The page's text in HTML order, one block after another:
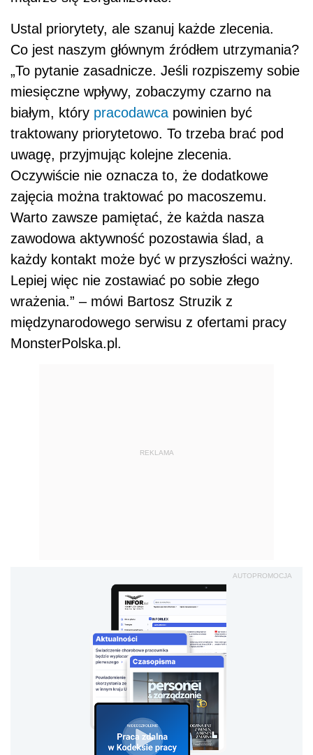
Ustal priorytety, ale szanuj każde zlecenia.
Co jest naszym głównym źródłem utrzymania?
„To pytanie zasadnicze. Jeśli rozpiszemy sobie
miesięczne wpływy, zobaczymy czarno na
białym, który pracodawca powinien być
traktowany priorytetowo. To trzeba brać pod
uwagę, przyjmując kolejne zlecenia.
Oczywiście nie oznacza to, że dodatkowe
zajęcia można traktować po macoszemu.
Warto zawsze pamiętać, że każda nasza
zawodowa aktywność pozostawia ślad, a
każdy kontakt może być w przyszłości ważny.
Lepiej więc nie zostawiać po sobie złego
wrażenia.” – mówi Bartosz Struzik z
międzynarodowego serwisu z ofertami pracy
MonsterPolska.pl.
REKLAMA
AUTOPROMOCJA